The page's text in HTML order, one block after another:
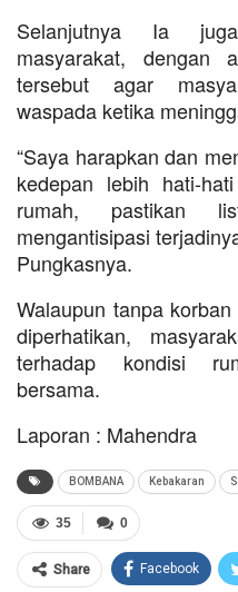
Selanjutnya Ia
masyarakat, dengan
tersebut agar
waspada ketika
“Saya harapkan dan
kedepan lebih hati-
rumah, pastikan
mengantisipasi
Pungkasnya.
Walaupun tanpa
diperhatikan,
terhadap kondisi
bersama.
Laporan : Mahendra
BOMBANA Kebakaran
0
35
Share Facebook